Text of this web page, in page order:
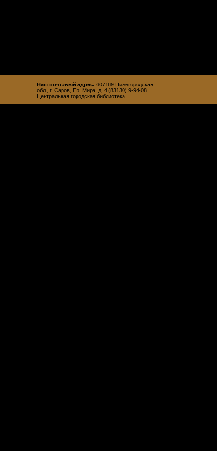
Наш почтовый адрес: 607189 Нижегородская
обл., г. Саров, Пр. Мира, д. 4 (83130) 9-94-08
Центральная городская библиотека